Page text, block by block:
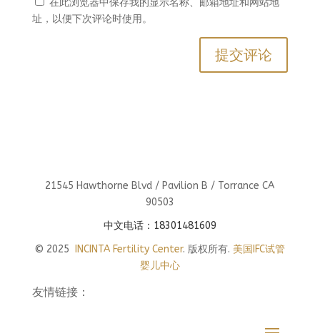
在此浏览器中保存我的显示名称、邮箱地址和网站地
址，以便下次评论时使用。
21545 Hawthorne Blvd / Pavilion B / Torrance CA
90503
中文电话：18301481609
© 2025
INCINTA Fertility Center. 版权所有. 美国IFC试管
婴儿中心
友情链接：